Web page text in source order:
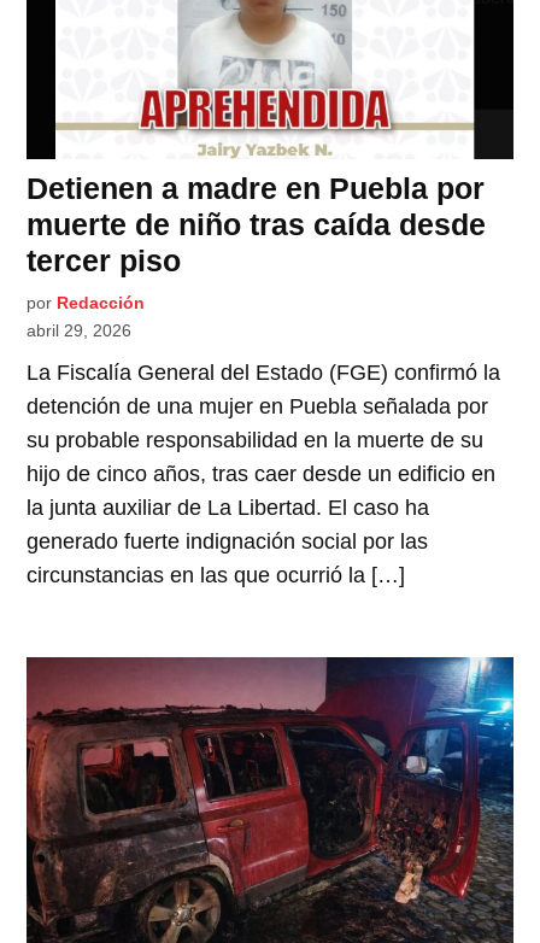
Detienen a madre en Puebla por
muerte de niño tras caída desde
tercer piso
por Redacción
abril 29, 2026
La Fiscalía General del Estado (FGE) confirmó la
detención de una mujer en Puebla señalada por
su probable responsabilidad en la muerte de su
hijo de cinco años, tras caer desde un edificio en
la junta auxiliar de La Libertad. El caso ha
generado fuerte indignación social por las
circunstancias en las que ocurrió la […]